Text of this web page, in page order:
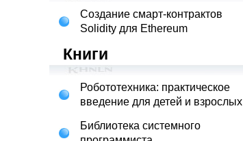
Создание смарт-контрактов
Solidity для Ethereum
Книги
Робототехника: практическое
введение для детей и взрослых
Библиотека системного